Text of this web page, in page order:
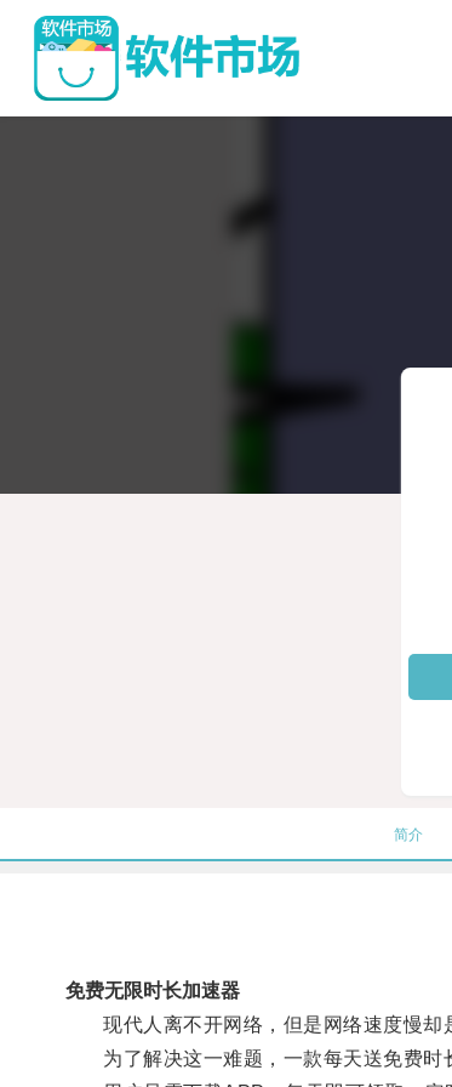
简介
免费无限时长加速器
现代人离不开网络，但是网络速度慢却
为了解决这一难题，一款每天送免费时